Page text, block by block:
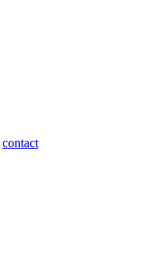
contact